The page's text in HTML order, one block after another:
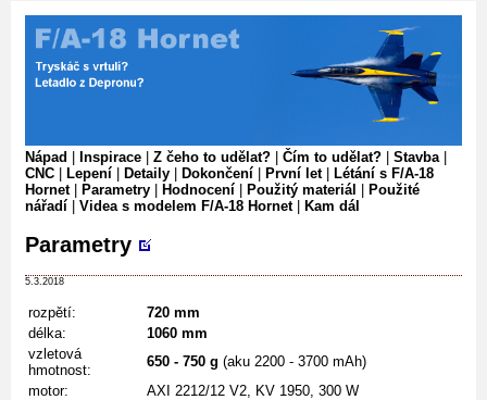
Nápad Inspirace Z čeho to udělat? Čím to udělat? Stavba|
CNC
Lepení Detaily Dokončení První let|
Létání s F/A-18
Hornet| Parametry Hodnocení Použitý materiál
Použité
nářadí
Videa s modelem F/A-18 Hornet| Kam dál
Parametry
5.3.2018
rozpětí:
720 mm
délka:
1060 mm
vzletová
hmotnost:
650 - 750 g (aku 2200 - 3700 mAh)
motor:
AXI 2212/12 V2, KV 1950, 300 W